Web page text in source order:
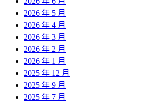
2026 年 5 月
2026 年 4 月
2026 年 3 月
2026 年 2 月
2026 年 1 月
2025 年 12 月
2025 年 9 月
2025 年 7 月